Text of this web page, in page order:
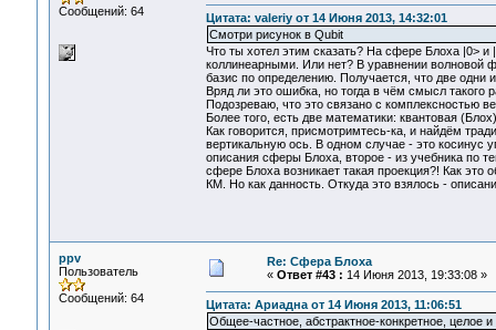
Сообщений: 64
Цитата: valeriy от 14 Июня 2013, 14:32:01
Смотри рисунок в Qubit
Что ты хотел этим сказать? На сфере Блоха |0> и
коллинеарными. Или нет? В уравнении волновой
базис по определению. Получается, что две одни
Вряд ли это ошибка, но тогда в чём смысл такого
Подозреваю, что это связано с комплексностью
Более того, есть две математики: квантовая
Как говорится, присмотримтесь-ка, и найдём
вертикальную ось. В одном случае - это косинус
описания сферы Блоха, второе - из учебника по
сфере Блоха возникает такая проекция?! Как
КМ. Но как данность. Откуда это взялось -
ppv
Пользователь
Сообщений: 64
Re: Сфера Блоха
« Ответ #43 : 14 Июня 2013, 19:33:08 »
Цитата: Ариадна от 14 Июня 2013, 11:06:51
Общее-частное, абстрактное-конкретное, целое и